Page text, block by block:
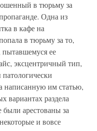
в тюрьму за
Одна из
в кафе на
в тюрьму за то,
ее
эксцентричный тип,
написанную им статью,
вариантах раздела
арестованы за
и вовсе